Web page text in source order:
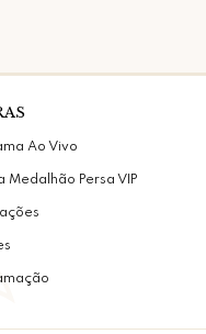
Ao Vivo
Medalhão Persa VIP